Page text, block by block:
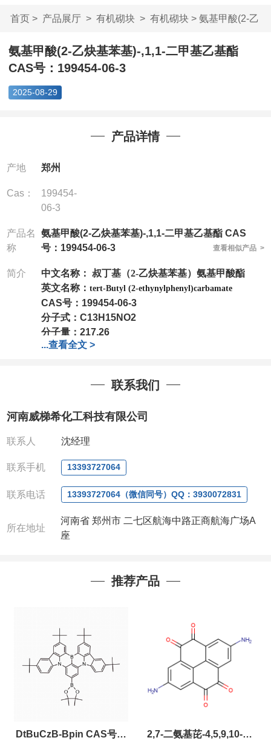
首页> 产品展厅> 有机砌块> 有机砌块> 氨基甲酸(2-乙
炔基苯基)-,1,1-...
氨基甲酸(2-乙炔基苯基)-,1,1-二甲基乙基酯
CAS号：199454-06-3
2025-08-29
产品详情
产地 郑州
Cas：
199454-
06-3
产品名
称
氨基甲酸(2-乙炔基苯基)-,1,1-二甲基乙基酯 CAS
号：199454-06-3
查看相似产品 >
简介 中文名称： 叔丁基（2-乙炔基苯基）氨基甲酸酯
英文名称： tert-Butyl (2-ethynylphenyl)carbamate
CAS号： 199454-06-3
分子式： C13H15NO2
分子量： 217.26
包装：1Mg ; 5Mg;10Mg ;100Mg;250Mg ;500Mg
作中有用到的试剂,欢迎前来询购,如若出现质量问题,
63377391/13393727064
QQ:3930072831
:13393727064
联系人: 沈晓东(欢迎致电,或QQ、微信联系)
...查看全文 >
联系我们
河南威梯希化工科技有限公司
联系人 沈经理
联系手机 13393727064
联系电话 13393727064（微信同号）QQ：3930072831
所在地址
河南省 郑州市 二七区航海中路正商航海广场A
座
推荐产品
DtBuCzB-Bpin CAS号： 2,7-二氨基芘-4,5,9,10-四